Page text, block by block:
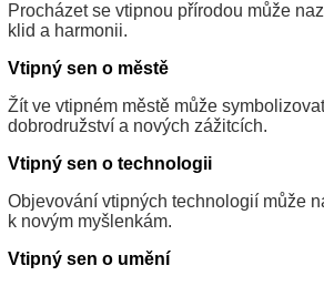
Procházet se vtipnou přírodou může
klid a harmonii.
Vtipný sen o městě
Žít ve vtipném městě může
dobrodružství a nových zážitcích.
Vtipný sen o technologii
Objevování vtipných technologií může
k novým myšlenkám.
Vtipný sen o umění